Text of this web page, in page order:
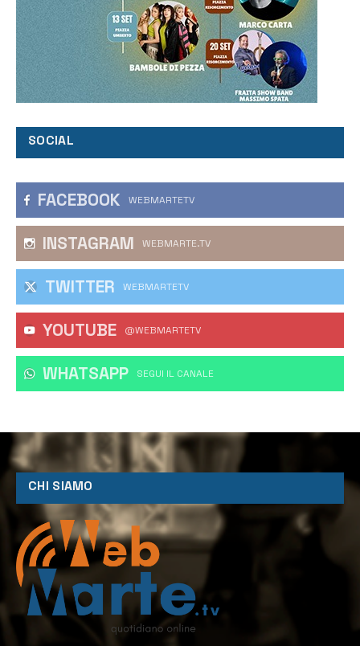
SOCIAL
FACEBOOK WEBMARTETV
INSTAGRAM WEBMARTE.TV
TWITTER WEBMARTETV
YOUTUBE @WEBMARTETV
WHATSAPP ‎SEGUI IL CANALE
CHI SIAMO